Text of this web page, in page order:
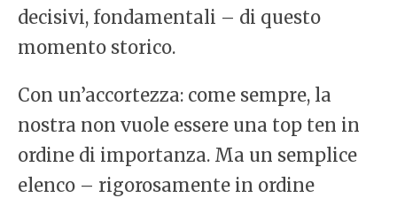
decisivi, fondamentali – di questo
momento storico.
Con un’accortezza: come sempre, la
nostra non vuole essere una top ten in
ordine di importanza. Ma un semplice
elenco – rigorosamente in ordine